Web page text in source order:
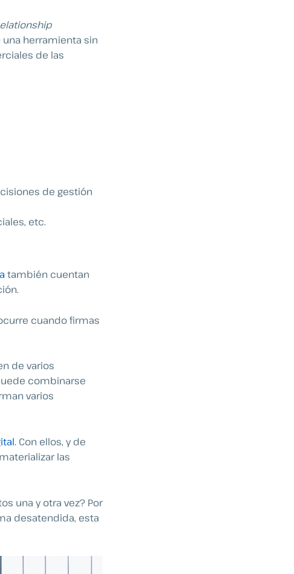
una herramienta sin
de las
de gestión
etc.
también cuentan
cuando firmas
de varios
combinarse
varios
. Con ellos, y de
las
una y otra vez? Por
desatendida, esta